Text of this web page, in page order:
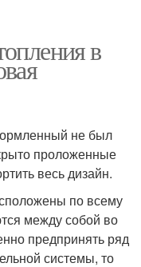
в
не был
проложенные
весь дизайн.
по всему
между собой во
предпринять ряд
системы, то